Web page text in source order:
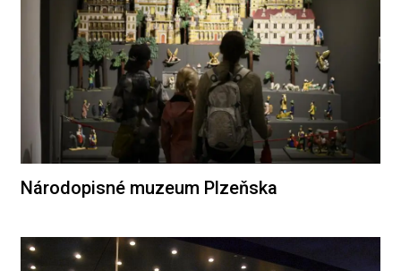
Národopisné muzeum Plzeňska